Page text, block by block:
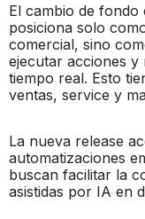
El cambio de
posiciona solo
comercial, sino
ejecutar acciones
tiempo real. Esto
ventas, service y
La nueva release
automatizaciones
buscan facilitar la
asistidas por IA en